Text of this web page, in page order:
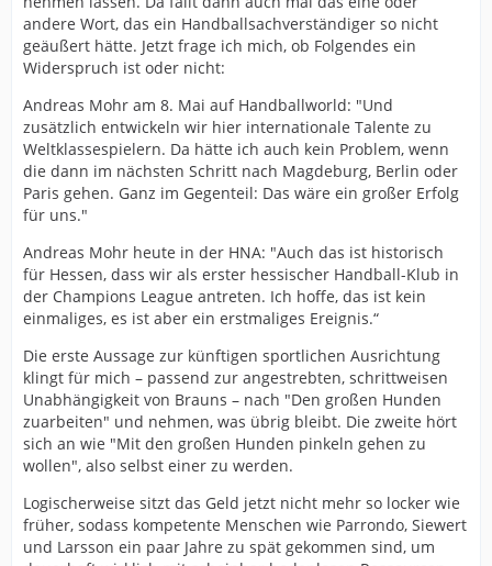
andere Wort, das ein Handballsachverständiger so nicht
geäußert hätte. Jetzt frage ich mich, ob Folgendes ein
Widerspruch ist oder nicht:
Andreas Mohr am 8. Mai auf Handballworld: "Und
zusätzlich entwickeln wir hier internationale Talente zu
Weltklassespielern. Da hätte ich auch kein Problem, wenn
die dann im nächsten Schritt nach Magdeburg, Berlin oder
Paris gehen. Ganz im Gegenteil: Das wäre ein großer Erfolg
für uns."
Andreas Mohr heute in der HNA: "Auch das ist historisch
für Hessen, dass wir als erster hessischer Handball-Klub in
der Champions League antreten. Ich hoffe, das ist kein
einmaliges, es ist aber ein erstmaliges Ereignis.“
Die erste Aussage zur künftigen sportlichen Ausrichtung
klingt für mich – passend zur angestrebten, schrittweisen
Unabhängigkeit von Brauns – nach "Den großen Hunden
zuarbeiten" und nehmen, was übrig bleibt. Die zweite hört
sich an wie "Mit den großen Hunden pinkeln gehen zu
wollen", also selbst einer zu werden.
Logischerweise sitzt das Geld jetzt nicht mehr so locker wie
früher, sodass kompetente Menschen wie Parrondo, Siewert
und Larsson ein paar Jahre zu spät gekommen sind, um